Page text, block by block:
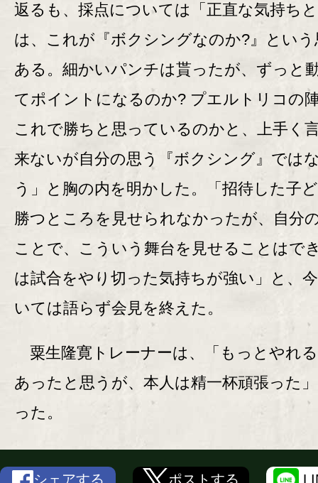
返るも、採点については「正直な気持ち
は、これが『ボクシングなのか?』とい
ある。細かいパンチは貰ったが、ずっと
てポイントになるのか? プエルトリコの
これで勝ちと思っているのかと、上手く
来ないが自分の思う『ボクシング』では
う」と胸の内を明かした。「招待した子
勝つところを見せられなかったが、自分
ことで、こういう舞台を見せることはで
は試合をやり切った気持ちが強い」と、
いては語らず会見を終えた。
粟生隆寛トレーナーは、「もっとやれ
あったと思うが、本人は精一杯頑張った
った。